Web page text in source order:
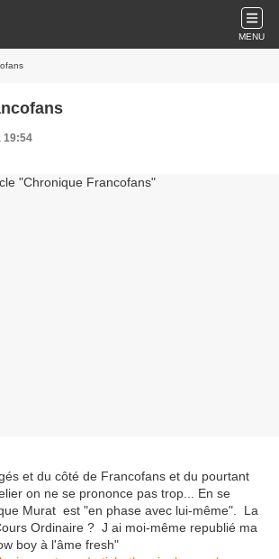
MENU
19:54
et du côté de Francofans et du pourtant
on ne se prononce pas trop... En se
Murat est "en phase avec lui-même". La
Ordinaire ? J ai moi-même republié ma
boy à l'âme fresh"